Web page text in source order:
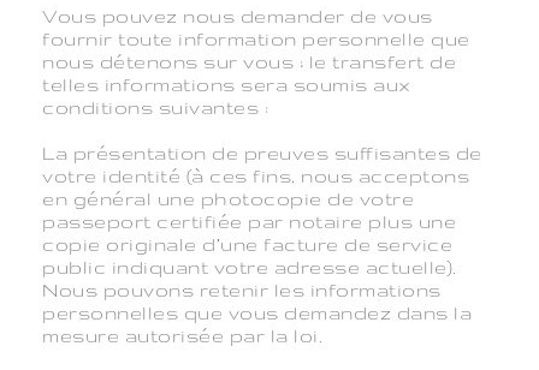
Vous pouvez nous demander de vous
fournir toute information personnelle que
nous détenons sur vous ; le transfert de
telles informations sera soumis aux
conditions suivantes :
La présentation de preuves suffisantes de
votre identité (à ces fins, nous acceptons
en général une photocopie de votre
passeport certifiée par notaire plus une
copie originale d’une facture de service
public indiquant votre adresse actuelle).
Nous pouvons retenir les informations
personnelles que vous demandez dans la
mesure autorisée par la loi.